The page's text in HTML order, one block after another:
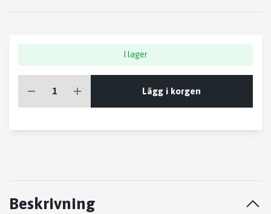
I lager
Lägg i korgen
Beskrivning